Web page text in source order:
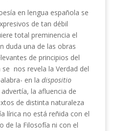
en lengua española se
de tan débil
total preminencia el
duda una de las obras
de principios del
se nos revela la Verdad del
en la dispositio
la afluencia de
de distinta naturaleza
lírica no está reñida con el
de la Filosofía ni con el